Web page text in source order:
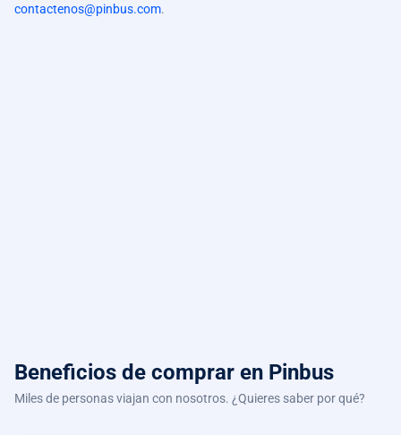
contactenos@pinbus.com.
Beneficios de comprar en Pinbus
Miles de personas viajan con nosotros. ¿Quieres saber por qué?